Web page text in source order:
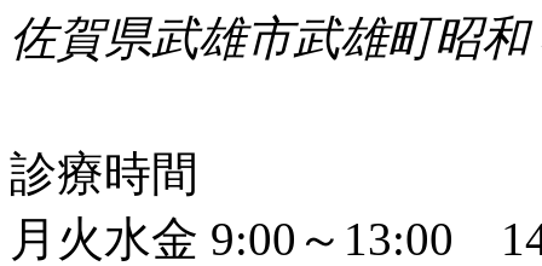
佐賀県武雄市武雄町昭
診療時間
月火水金 9:00～13:00